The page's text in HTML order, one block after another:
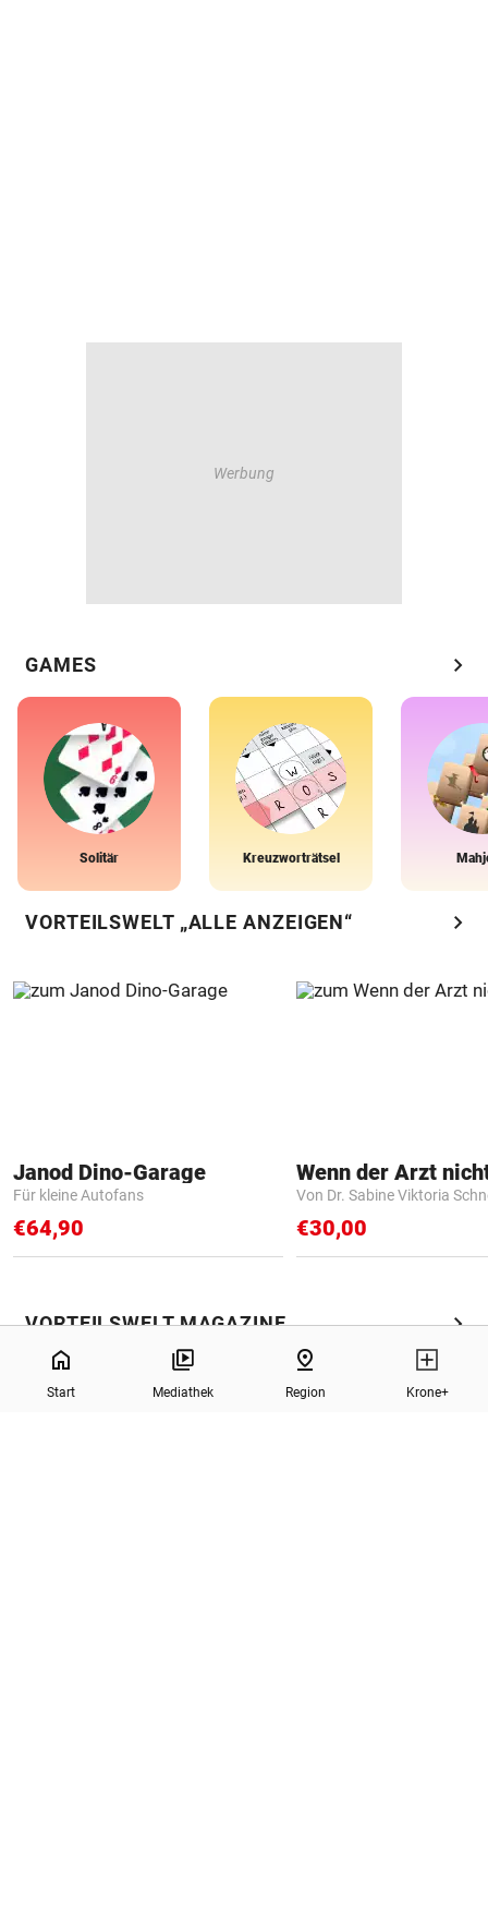
GAMES chevron_right
Solitär Kreuzworträtsel
VORTEILSWELT „ALLE ANZEIGEN“ chevron_right
Janod Dino-Garage
Für kleine Autofans
€64,90
Von Dr. Sabine Viktoria
€30,00
VORTEILSWELT MAGAZINE chevron_right
home
Start Mediathek
pin_drop
Region Krone+
NaN%